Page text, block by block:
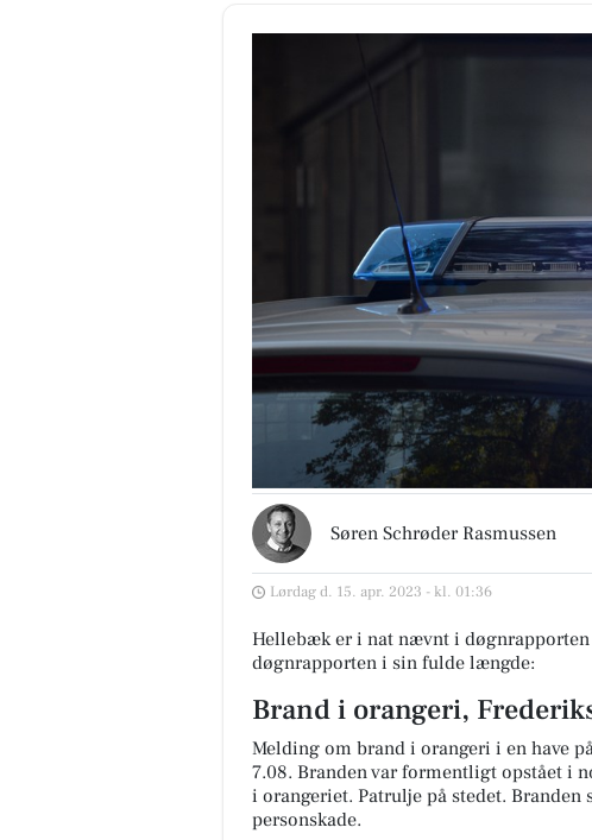
Søren Schrøder Rasmussen
Lørdag d. 15. apr. 2023 - kl. 01:36
Hellebæk er i nat nævnt i
døgnrapporten i sin fulde længde:
Brand i orangeri,
Melding om brand i orangeri i en have
7.08. Branden var formentligt opstået i
i orangeriet. Patrulje på stedet.
personskade.